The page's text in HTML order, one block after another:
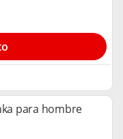
para hombre